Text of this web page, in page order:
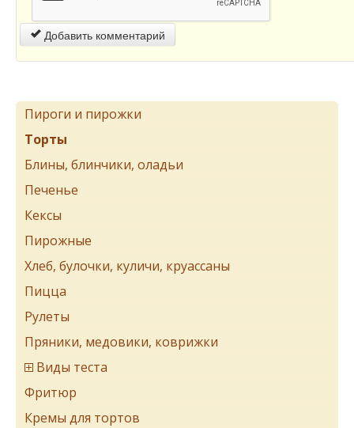
Добавить комментарий
Пироги и пирожки
Торты
Блины, блинчики, оладьи
Печенье
Кексы
Пирожные
Хлеб, булочки, куличи, круассаны
Пицца
Рулеты
Пряники, медовики, коврижки
Виды теста
Фритюр
Кремы для тортов